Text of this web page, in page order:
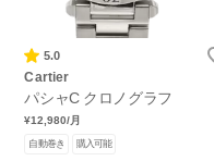
5.0
Cartier
パシャC クロノグラフ
¥12,980/月
自動巻き 購入可能